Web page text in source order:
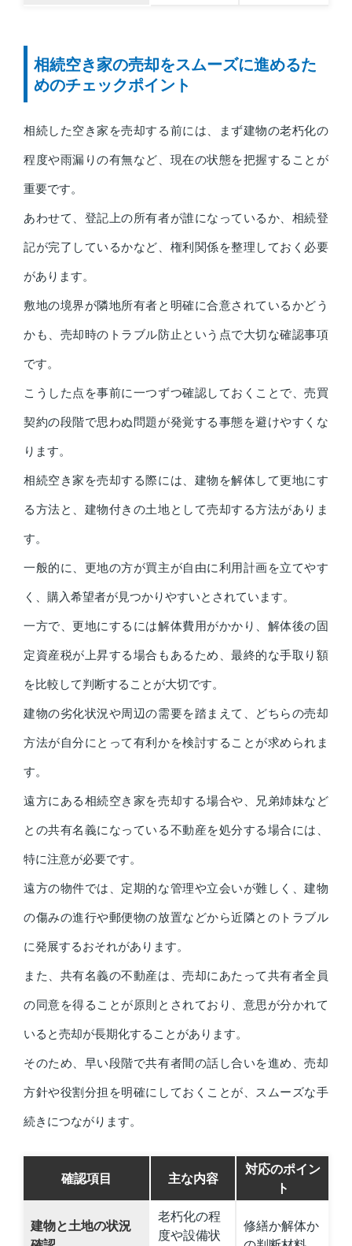
相続空き家の売却をスムーズに進めるた
めのチェックポイント
相続した空き家を売却する前には、まず建物の老朽化の
程度や雨漏りの有無など、現在の状態を把握することが
重要です。
あわせて、登記上の所有者が誰になっているか、相続登
記が完了しているかなど、権利関係を整理しておく必要
があります。
敷地の境界が隣地所有者と明確に合意されているかどう
かも、売却時のトラブル防止という点で大切な確認事項
です。
こうした点を事前に一つずつ確認しておくことで、売買
契約の段階で思わぬ問題が発覚する事態を避けやすくな
ります。
相続空き家を売却する際には、建物を解体して更地にす
る方法と、建物付きの土地として売却する方法がありま
す。
一般的に、更地の方が買主が自由に利用計画を立てやす
く、購入希望者が見つかりやすいとされています。
一方で、更地にするには解体費用がかかり、解体後の固
定資産税が上昇する場合もあるため、最終的な手取り額
を比較して判断することが大切です。
建物の劣化状況や周辺の需要を踏まえて、どちらの売却
方法が自分にとって有利かを検討することが求められま
す。
遠方にある相続空き家を売却する場合や、兄弟姉妹など
との共有名義になっている不動産を処分する場合には、
特に注意が必要です。
遠方の物件では、定期的な管理や立会いが難しく、建物
の傷みの進行や郵便物の放置などから近隣とのトラブル
に発展するおそれがあります。
また、共有名義の不動産は、売却にあたって共有者全員
の同意を得ることが原則とされており、意思が分かれて
いると売却が長期化することがあります。
そのため、早い段階で共有者間の話し合いを進め、売却
方針や役割分担を明確にしておくことが、スムーズな手
続きにつながります。
確認項目 主な内容
対応のポイン
ト
建物と土地の状況
老朽化の程
度や設備状
修繕か解体か